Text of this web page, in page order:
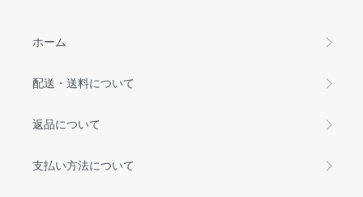
ホーム
配送・送料について
返品について
支払い方法について